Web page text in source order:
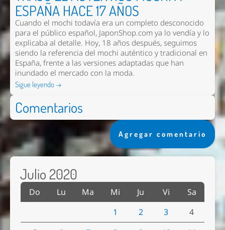
ESPAÑA HACE 17 AÑOS
Cuando el mochi todavía era un completo desconocido
para el público español, JaponShop.com ya lo vendía y lo
explicaba al detalle. Hoy, 18 años después, seguimos
siendo la referencia del mochi auténtico y tradicional en
España, frente a las versiones adaptadas que han
inundado el mercado con la moda.
Sigue leyendo →
Comentarios
Agregar comentario
Julio 2020
Do Lu Ma Mi Ju Vi
Sa
1
2 3
4